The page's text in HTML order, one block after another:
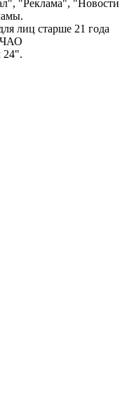
"Реклама", "Новости
лиц старше 21 года
24".